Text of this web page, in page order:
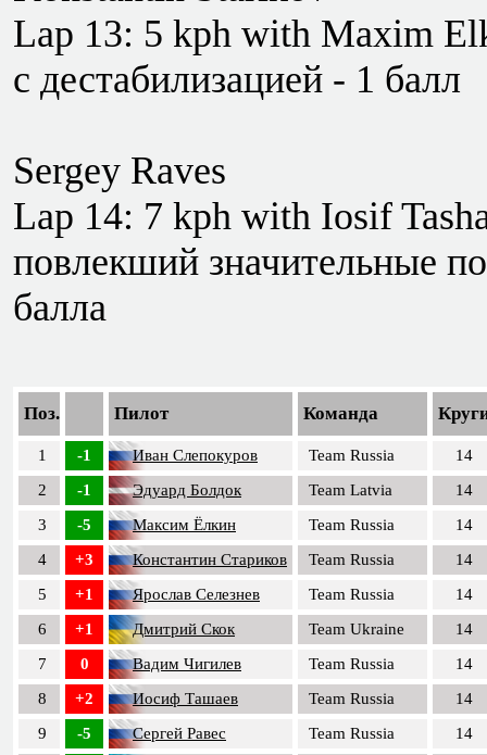
Lap 13: 5 kph with Maxim
с дестабилизацией - 1 балл
Sergey Raves
Lap 14: 7 kph with Iosif
повлекший значительные
балла
Поз. Пилот Команда
1 -1 Иван Слепокуров Team Russia
14
2
-1 Эдуард Болдок Team Latvia
14
3
-5 Максим Ёлкин Team Russia
14
4
+3 Константин Стариков Team Russia
14
5
+1 Ярослав Селезнев Team Russia
14
6
+1 Дмитрий Скок Team Ukraine
14
7
0 Вадим Чигилев Team Russia
14
8
+2 Иосиф Ташаев Team Russia
14
9
-5 Сергей Равес Team Russia
14